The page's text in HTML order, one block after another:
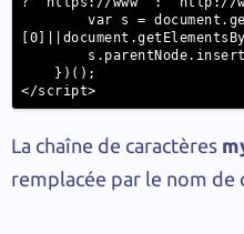
</script>
La chaîne de caractères
remplacée par le nom